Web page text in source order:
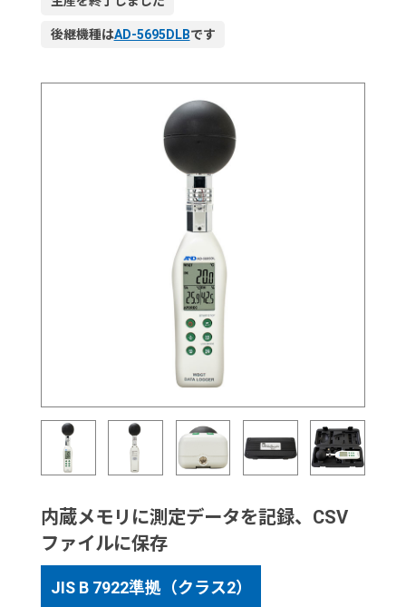
後継機種はAD-5695DLBです
内蔵メモリに測定データを記録、CSV
ファイルに保存
JIS B 7922準拠（クラス2）